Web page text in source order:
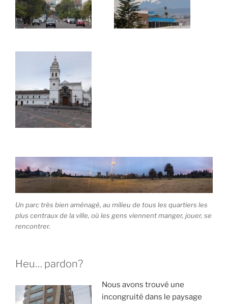
Un parc très bien aménagé, au milieu de tous les quartiers les
plus centraux de la ville, où les gens viennent manger, jouer, se
rencontrer.
Heu… pardon?
Nous avons trouvé une
incongruité dans le paysage